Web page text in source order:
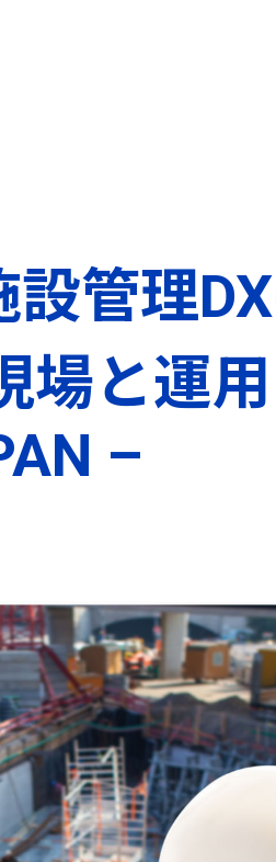
管理
場と運
–